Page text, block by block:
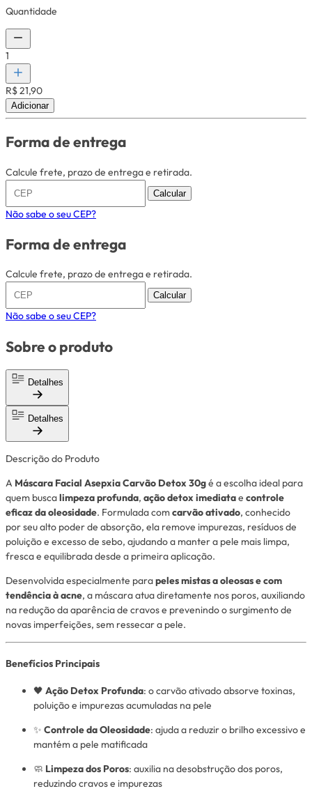
Quantidade
1
R$ 21,90
Adicionar
Forma de entrega
Calcule frete, prazo de entrega e retirada.
Calcular
Não sabe o seu CEP?
Forma de entrega
Calcule frete, prazo de entrega e retirada.
Calcular
Não sabe o seu CEP?
Sobre o produto
Detalhes
Detalhes
Descrição do Produto
A Máscara Facial Asepxia Carvão Detox 30gé a escolha ideal para
quem buscalimpeza profunda, ação detox imediatae controle
eficaz da oleosidade. Formulada comcarvão ativado, conhecido
por seu alto poder de absorção, ela remove impurezas, resíduos de
poluição e excesso de sebo, ajudando a manter a pele mais limpa,
fresca e equilibrada desde a primeira aplicação.
Desenvolvida especialmente parapeles mistas a oleosas e com
tendência à acne, a máscara atua diretamente nos poros, auxiliando
na redução da aparência de cravos e prevenindo o surgimento de
novas imperfeições, sem ressecar a pele.
Benefícios Principais
🖤 Ação Detox Profunda: o carvão ativado absorve toxinas,
poluição e impurezas acumuladas na pele
✨ Controle da Oleosidade: ajuda a reduzir o brilho excessivo e
mantém a pele matificada
🧼 Limpeza dos Poros: auxilia na desobstrução dos poros,
reduzindo cravos e impurezas